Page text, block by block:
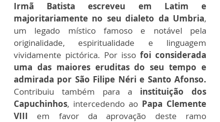
Irmã Batista escreveu em Latim e
majoritariamente no seu dialeto da Umbria,
um legado místico famoso e notável pela
originalidade, espiritualidade e linguagem
vividamente pictórica. Por isso foi considerada
uma das maiores eruditas do seu tempo e
admirada por São Filipe Néri e Santo Afonso.
Contribuiu também para a instituição dos
Capuchinhos, intercedendo ao Papa Clemente
VIII em favor da aprovação deste ramo